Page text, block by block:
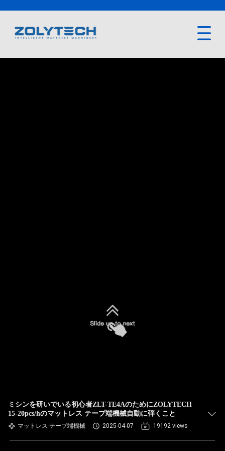
ミシンを研いでいる初心者ZLT-TE4AのためにZOLYTECH
15-20pcs/hのマットレス テープ端機械自動に弾くこと
マットレス テープ端機械 2025-04-07 19192 views